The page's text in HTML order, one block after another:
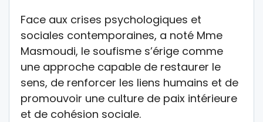
Face aux crises psychologiques et
sociales contemporaines, a noté Mme
Masmoudi, le soufisme s’érige comme
une approche capable de restaurer le
sens, de renforcer les liens humains et de
promouvoir une culture de paix intérieure
et de cohésion sociale.